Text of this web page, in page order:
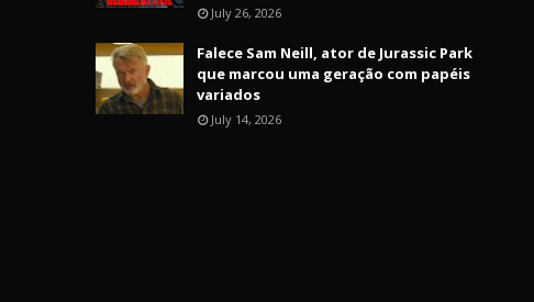
July 26, 2026
Falece Sam Neill, ator de Jurassic Park
que marcou uma geração com papéis
variados
July 14, 2026